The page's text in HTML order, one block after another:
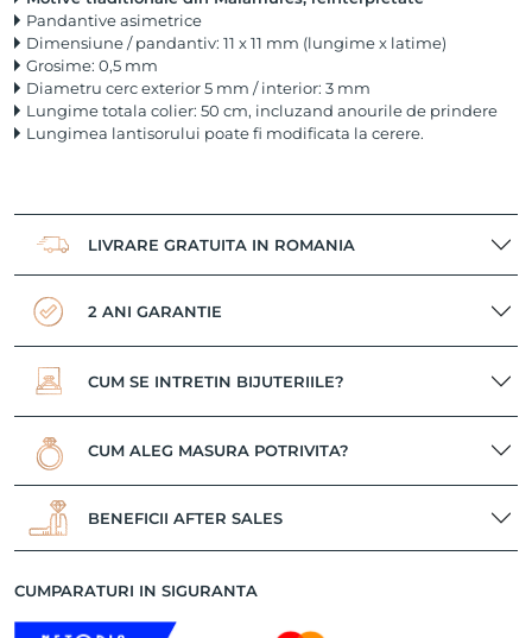
Pandantive asimetrice
Dimensiune / pandantiv: 11 x 11 mm (lungime x latime)
Grosime: 0,5 mm
Diametru cerc exterior 5 mm / interior: 3 mm
Lungime totala colier: 50 cm, incluzand anourile de prindere
Lungimea lantisorului poate fi modificata la cerere.
LIVRARE GRATUITA IN ROMANIA
2 ANI GARANTIE
CUM SE INTRETIN BIJUTERIILE?
CUM ALEG MASURA POTRIVITA?
BENEFICII AFTER SALES
CUMPARATURI IN SIGURANTA